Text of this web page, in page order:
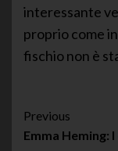
interessante
proprio come
fischio non è
Post
Previous
Emma Heming: